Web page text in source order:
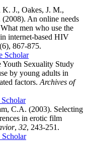
J., Oakes, J. M.,
An online needs
men who use the
internet-based HIV
(6), 867-875.
Scholar
Sexuality Study
by young adults in
factors. Archives of
C.A. (2003). Selecting
in erotic film
, 32, 243-251.